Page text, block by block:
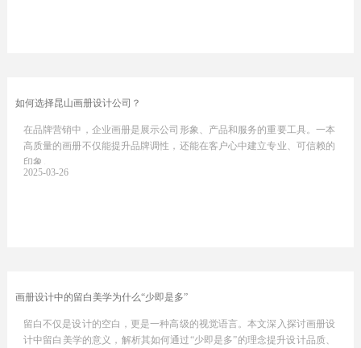
如何选择昆山画册设计公司？
在品牌营销中，企业画册是展示公司形象、产品和服务的重要工具。一本
高质量的画册不仅能提升品牌调性，还能在客户心中建立专业、可信赖的
印象。
2025-03-26
画册设计中的留白美学为什么“少即是多”
留白不仅是设计的空白，更是一种高级的视觉语言。本文深入探讨画册设
计中留白美学的意义，解析其如何通过“少即是多”的理念提升设计品质、